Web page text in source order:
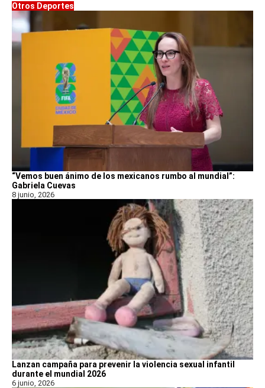
Otros Deportes
“Vemos buen ánimo de los mexicanos rumbo al mundial”:
Gabriela Cuevas
8 junio, 2026
Lanzan campaña para prevenir la violencia sexual infantil
durante el mundial 2026
6 junio, 2026